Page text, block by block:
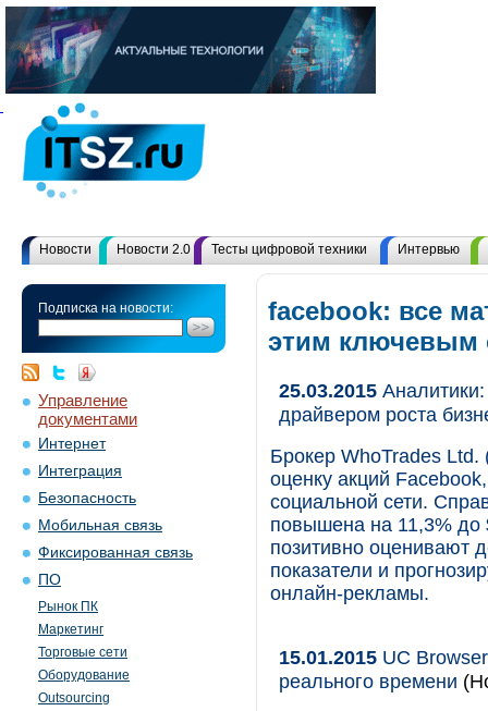
Новости Новости 2.0 Тесты цифровой техники Интервью
Подписка на новости:
Управление
документами
Интернет
Интеграция
Безопасность
Мобильная связь
Фиксированная связь
ПО
Рынок ПК
Маркетинг
Торговые сети
Оборудование
Outsourcing
facebook: все
этим ключевым
25.03.2015
драйвером роста
Брокер WhoTrades
оценку акций
социальной сети.
повышена на 11,3% до
позитивно оценивают
показатели и
онлайн-рекламы.
15.01.2015 UC
реального времени